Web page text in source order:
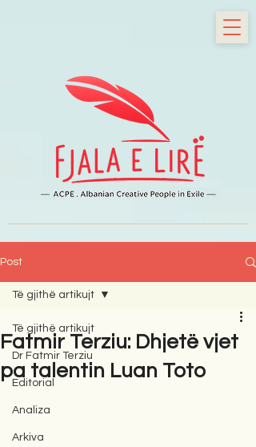
Post
Të gjithë artikujt
Dr Fatmir Terziu
Editorial
Analiza
Arkiva
Të gjithë artikujt
Fatmir Terziu: Dhjetë vjet
pa talentin Luan Toto